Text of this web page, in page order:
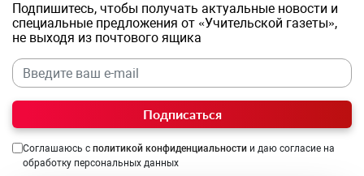
Подпишитесь, чтобы получать актуальные новости и
специальные предложения от «Учительской газеты»,
не выходя из почтового ящика
Подписаться
Соглашаюсь с политикой конфиденциальности и даю согласие на
обработку персональных данных